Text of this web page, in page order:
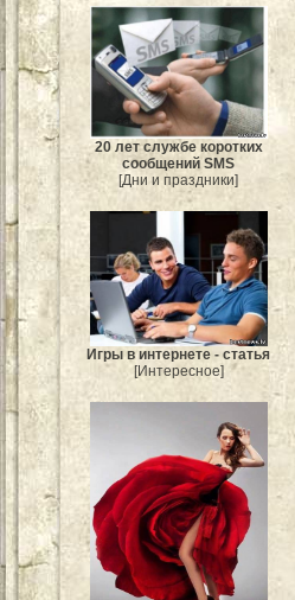
20 лет службе коротких
сообщений SMS
[Дни и праздники]
Игры в интернете - статья
[Интересное]